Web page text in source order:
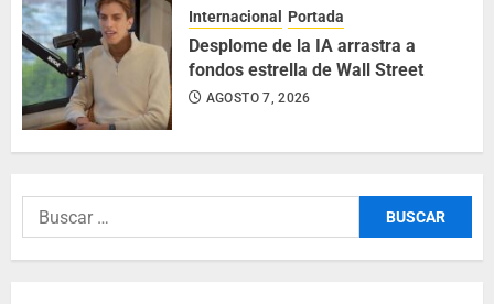
Internacional Portada
Desplome de la IA arrastra a
fondos estrella de Wall Street
AGOSTO 7, 2026